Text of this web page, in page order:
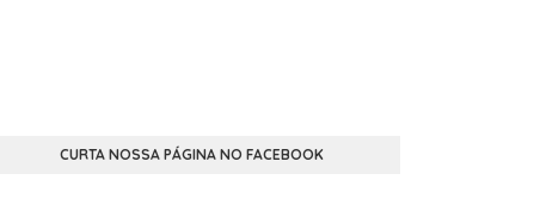
CURTA NOSSA PÁGINA NO FACEBOOK